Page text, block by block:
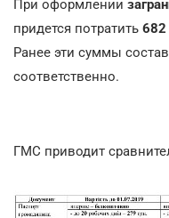
При оформлении
придется потратить 682
Ранее эти суммы
соответственно.
ГМС приводит